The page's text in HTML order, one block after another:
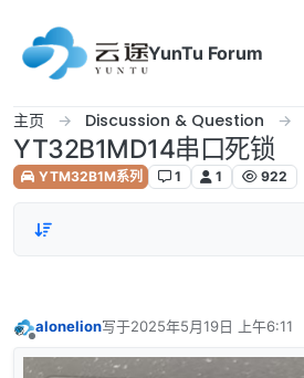
YunTu Forum
主页 Discussion & Question
YT32B1MD14串口死锁
YTM32B1M系列 1 1 922
alonelion写于2025年5月19日 上午6:11
最后由 编辑